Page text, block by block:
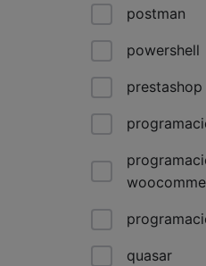
postman
powershell
prestashop
quasar